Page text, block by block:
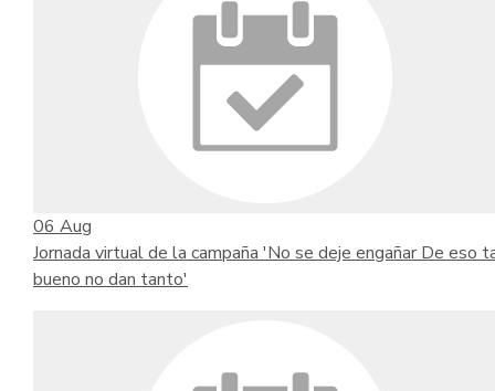
06 Aug
Jornada virtual de la campaña 'No se deje engañar De eso
bueno no dan tanto'